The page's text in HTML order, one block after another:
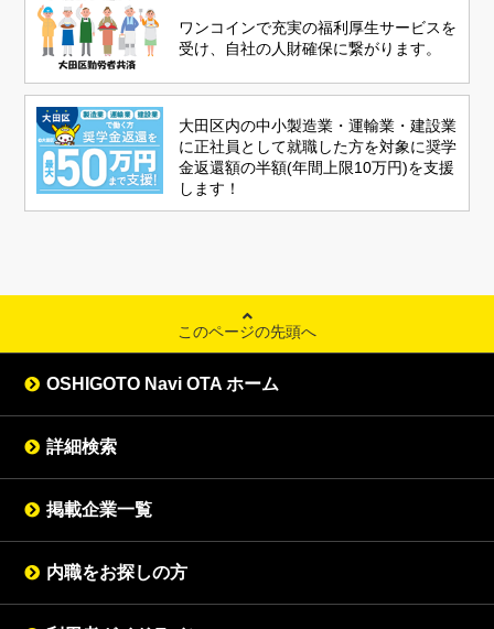
ワンコインで充実の福利厚生サービスを
受け、自社の人財確保に繋がります。
大田区内の中小製造業・運輸業・建設業
に正社員として就職した方を対象に奨学
金返還額の半額(年間上限10万円)を支援
します！
このページの先頭へ
OSHIGOTO Navi OTA ホーム
詳細検索
掲載企業一覧
内職をお探しの方